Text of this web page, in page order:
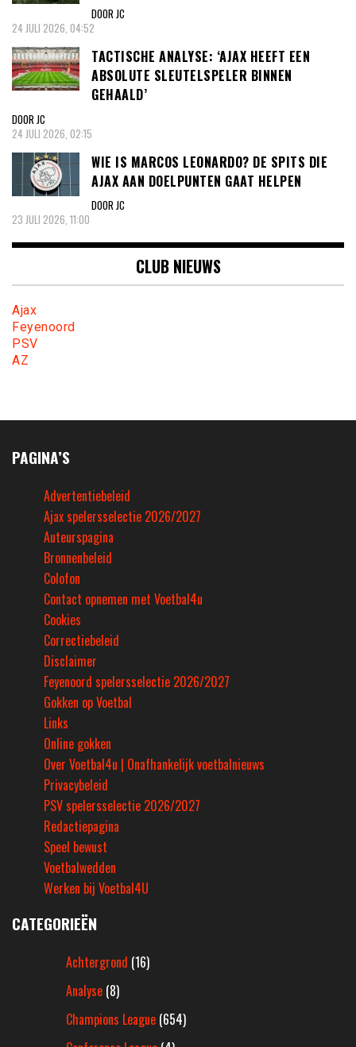
DOOR JC
24 JULI 2026, 04:52
TACTISCHE ANALYSE: ‘AJAX HEEFT EEN
ABSOLUTE SLEUTELSPELER BINNEN
GEHAALD’
DOOR JC
24 JULI 2026, 02:15
WIE IS MARCOS LEONARDO? DE SPITS DIE
AJAX AAN DOELPUNTEN GAAT HELPEN
DOOR JC
23 JULI 2026, 11:00
CLUB NIEUWS
Ajax
Feyenoord
PSV
AZ
PAGINA’S
Advertentiebeleid
Ajax spelersselectie 2026/2027
Auteurspagina
Bronnenbeleid
Colofon
Contact opnemen met Voetbal4u
Cookies
Correctiebeleid
Disclaimer
Feyenoord spelersselectie 2026/2027
Gokken op Voetbal
Links
Online gokken
Over Voetbal4u | Onafhankelijk voetbalnieuws
Privacybeleid
PSV spelersselectie 2026/2027
Redactiepagina
Speel bewust
Voetbalwedden
Werken bij Voetbal4U
CATEGORIEËN
Achtergrond (16)
Analyse (8)
Champions League (654)